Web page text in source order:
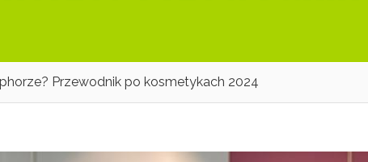
Przewodnik po kosmetykach 2024